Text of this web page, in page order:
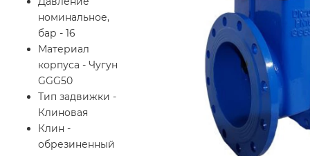
номинальное,
бар - 16
Материал
корпуса - Чугун
GGG50
Тип задвижки -
Клиновая
Клин -
обрезиненный